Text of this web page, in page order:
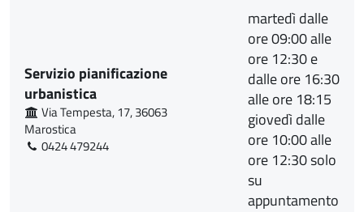
Servizio pianificazione
urbanistica
Via Tempesta, 17, 36063
Marostica
0424 479244
martedì dalle
ore 09:00 alle
ore 12:30 e
dalle ore 16:30
alle ore 18:15
giovedì dalle
ore 10:00 alle
ore 12:30 solo
su
appuntamento